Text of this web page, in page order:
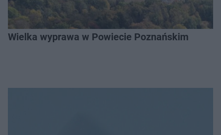
Wielka wyprawa w Powiecie Poznańskim